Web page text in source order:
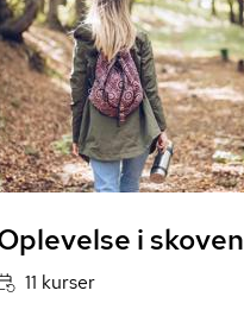
i skoven
11 kurser